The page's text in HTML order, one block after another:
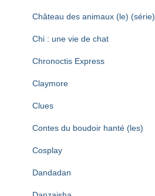
Château des animaux (le) (série)
Chi : une vie de chat
Chronoctis Express
Claymore
Clues
Contes du boudoir hanté (les)
Cosplay
Dandadan